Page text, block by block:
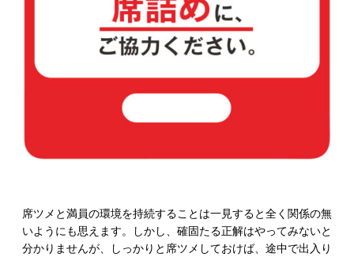
席ツメと満員の環境を持続することは一見すると全く関係の無
いようにも思えます。しかし、確固たる正解はやってみないと
分かりませんが、しっかりと席ツメしておけば、途中で出入り